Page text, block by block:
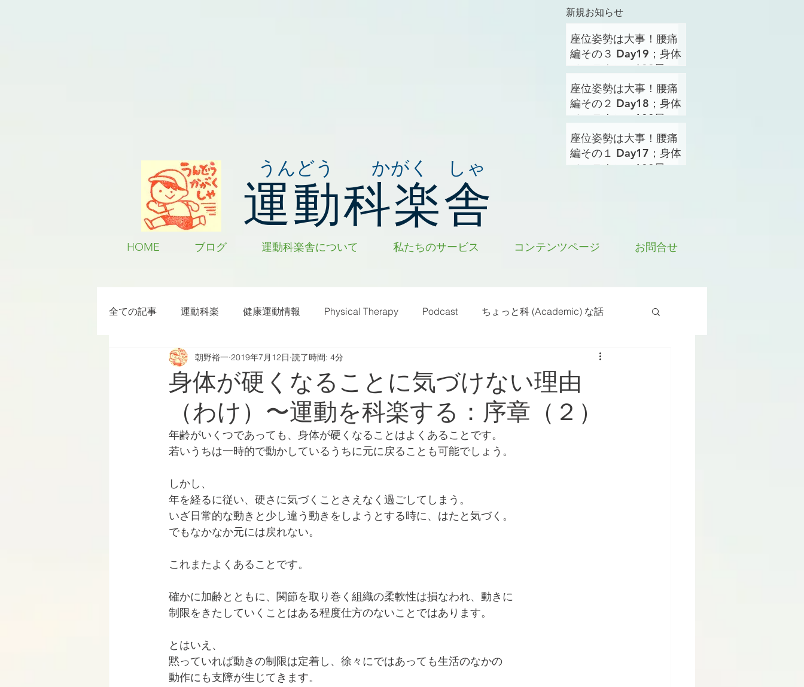
新規お知らせ
うんどう かがく しゃ
運動科楽舎
座位姿勢は大事！腰痛
編その３ Day19；身体
メンテナンス100日プ
ロジェクト
座位姿勢は大事！腰痛
編その２ Day18；身体
メンテナンス100日プ
ロジェクト
座位姿勢は大事！腰痛
編その１ Day17；身体
メンテナンス100日プ
HOME ブログ 運動科楽舎について 私たちのサービス コンテンツページ お問合せ
全ての記事 運動科楽 健康運動情報 Physical Therapy Podcast ちょっと科 (Academic) な話
ちょっと楽 (Entertainment) な話 雑感その他
ラグビー カラダフリー 身体運動 姿勢 バランス バランス能力
ボクシング YouTube 身体メンテ ヨガ 腰痛予防
身体が硬くなることに気づけない理由
（わけ）〜運動を科楽する：序章（２）
朝野裕一 2019年7月12日 読了時間: 4分
年齢がいくつであっても、身体が硬くなることはよくあることです。
若いうちは一時的で動かしているうちに元に戻ることも可能でしょう。
しかし、
年を経るに従い、硬さに気づくことさえなく過ごしてしまう。
いざ日常的な動きと少し違う動きをしようとする時に、はたと気づく。
でもなかなか元には戻れない。
これまたよくあることです。
確かに加齢とともに、関節を取り巻く組織の柔軟性は損なわれ、動きに
制限をきたしていくことはある程度仕方のないことではあります。
とはいえ、
黙っていれば動きの制限は定着し、徐々にではあっても生活のなかの
動作にも支障が生じてきます。